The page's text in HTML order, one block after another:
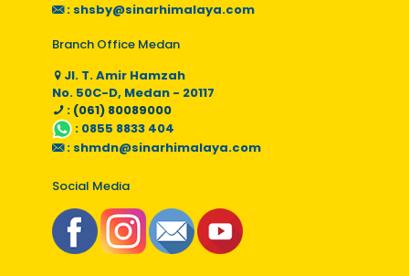
: shsby@sinarhimalaya.com
Branch Office Medan
Jl. T. Amir Hamzah
No. 50C-D, Medan - 20117
: (061) 80089000
: 0855 8833 404
: shmdn@sinarhimalaya.com
Social Media